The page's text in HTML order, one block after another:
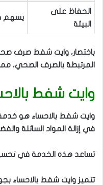
الحفاظ على
البيئة
يسهم
باختصار، وايت شفط صرف صحي
المرتبطة بالصرف الصحي،
وايت شفط
وايت شفط بالاحساء هو
في إزالة المواد السائلة
تساعد هذه الخدمة في تحسين
تتميز وايت شفط بالاحساء